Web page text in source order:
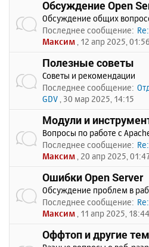
Обсуждение Open
Обсуждение общих
Последнее сообщение:
Максим , 12 апр 2025, 01:56
Полезные советы
Советы и рекомендации
Последнее сообщение:
GDV , 30 мар 2025, 14:15
Модули и
Вопросы по работе с
Последнее сообщение:
Максим , 20 апр 2025,
Ошибки Open Server
Обсуждение проблем в
Последнее сообщение:
Максим , 11 апр 2025, 18:44
Оффтоп и другие